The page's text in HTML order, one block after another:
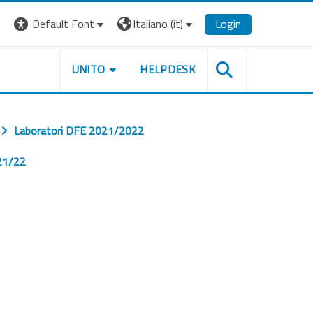
Default Font
Italiano ‎(it)‎ Login
UNITO HELPDESK
Laboratori DFE 2021/2022
22